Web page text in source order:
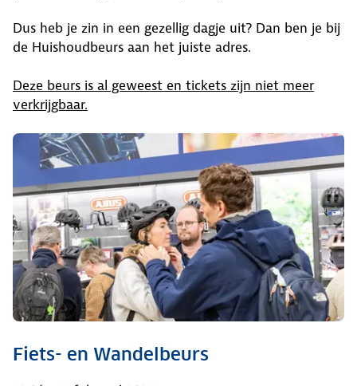
Dus heb je zin in een gezellig dagje uit? Dan ben je bij
de Huishoudbeurs aan het juiste adres.
Deze beurs is al geweest en tickets zijn niet meer
verkrijgbaar.
Fiets- en Wandelbeurs